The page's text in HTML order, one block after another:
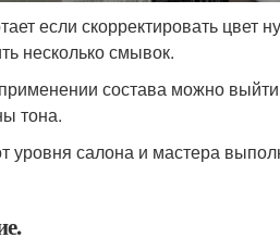
если скорректировать цвет
несколько смывок.
состава можно выйти
тона.
уровня салона и мастера